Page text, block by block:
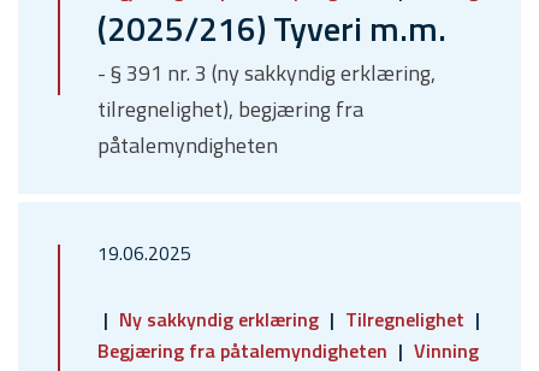
(2025/216) Tyveri m.m.
- § 391 nr. 3 (ny sakkyndig erklæring,
tilregnelighet), begjæring fra
påtalemyndigheten
19.06.2025
Ny sakkyndig erklæring
Tilregnelighet
Begjæring fra påtalemyndigheten
Vinning